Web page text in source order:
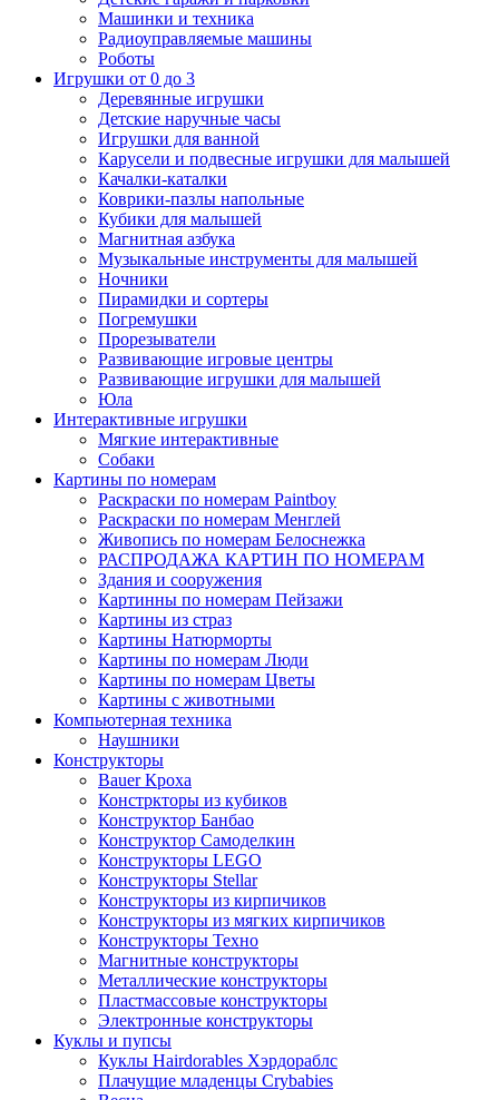
Машинки и техника
Радиоуправляемые машины
Роботы
Игрушки от 0 до 3
Деревянные игрушки
Детские наручные часы
Игрушки для ванной
Карусели и подвесные игрушки для малышей
Качалки-каталки
Коврики-пазлы напольные
Кубики для малышей
Магнитная азбука
Музыкальные инструменты для малышей
Ночники
Пирамидки и сортеры
Погремушки
Прорезыватели
Развивающие игровые центры
Развивающие игрушки для малышей
Юла
Интерактивные игрушки
Мягкие интерактивные
Собаки
Картины по номерам
Раскраски по номерам Paintboy
Раскраски по номерам Менглей
Живопись по номерам Белоснежка
РАСПРОДАЖА КАРТИН ПО НОМЕРАМ
Здания и сооружения
Картинны по номерам Пейзажи
Картины из страз
Картины Натюрморты
Картины по номерам Люди
Картины по номерам Цветы
Картины с животными
Компьютерная техника
Наушники
Конструкторы
Bauer Кроха
Констркторы из кубиков
Конструктор Банбао
Конструктор Самоделкин
Конструкторы LEGO
Конструкторы Stellar
Конструкторы из кирпичиков
Конструкторы из мягких кирпичиков
Конструкторы Техно
Магнитные конструкторы
Металлические конструкторы
Пластмассовые конструкторы
Электронные конструкторы
Куклы и пупсы
Куклы Hairdorables Хэрдораблс
Плачущие младенцы Crybabies